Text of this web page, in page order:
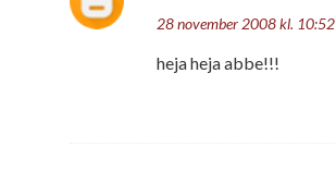
28 november 2008 kl. 10:52
heja heja abbe!!!